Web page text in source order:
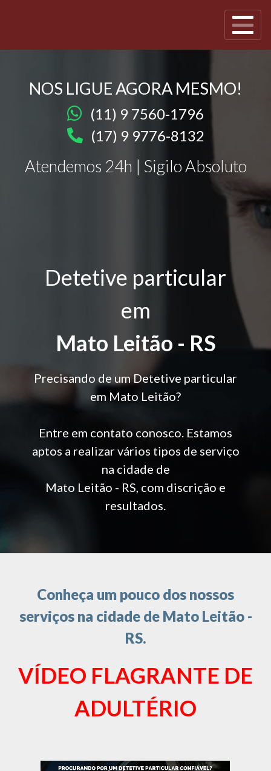
NOS LIGUE AGORA MESMO!
(11) 9 7560-1796
(17) 9 9776-8132
Atendemos 24h | Sigilo Absoluto
Detetive particular
em
Mato Leitão - RS
Precisando de um Detetive particular
em Mato Leitão?
Entre em contato conosco. Estamos
aptos a realizar vários tipos de serviço
na cidade de
Mato Leitão - RS, com discrição e
resultados.
Conheça um pouco dos nossos
serviços na cidade de Mato Leitão -
RS.
VÍDEO FLAGRANTE DE
ADULTÉRIO